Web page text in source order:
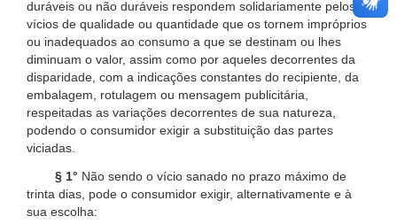
duráveis ou não duráveis respondem solidariamente pelos
vícios de qualidade ou quantidade que os tornem impróprios
ou inadequados ao consumo a que se destinam ou lhes
diminuam o valor, assim como por aqueles decorrentes da
disparidade, com a indicações constantes do recipiente, da
embalagem, rotulagem ou mensagem publicitária,
respeitadas as variações decorrentes de sua natureza,
podendo o consumidor exigir a substituição das partes
viciadas.
§ 1° Não sendo o vício sanado no prazo máximo de
trinta dias, pode o consumidor exigir, alternativamente e à
sua escolha: